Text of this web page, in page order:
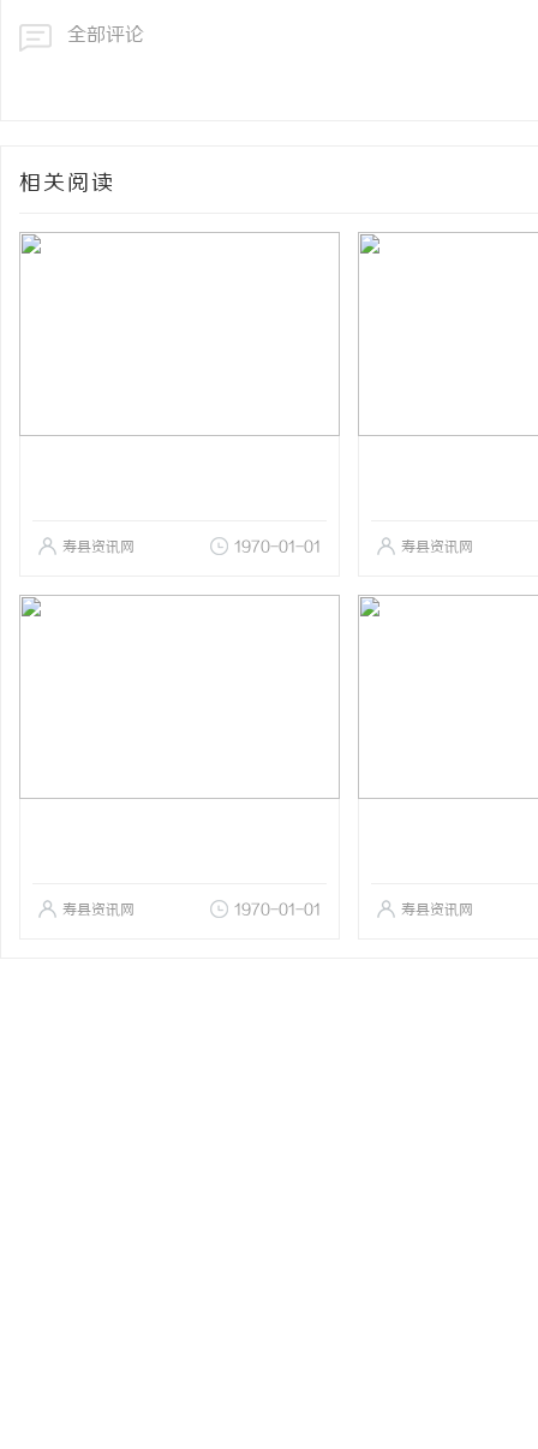
全部评论
相关阅读
寿县资讯网 1970-01-01 寿县资讯网
寿县资讯网 1970-01-01 寿县资讯网